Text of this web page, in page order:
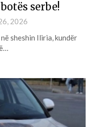
serbe!
2026
sheshin Iliria, kundër